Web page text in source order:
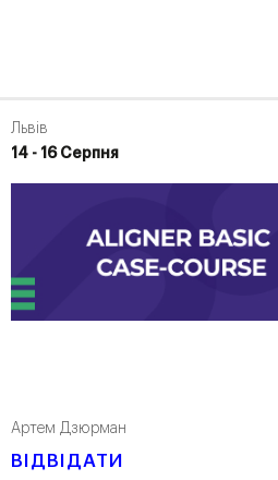
Львів
14 - 16 Серпня
Артем Дзюрман
ВІДВІДАТИ